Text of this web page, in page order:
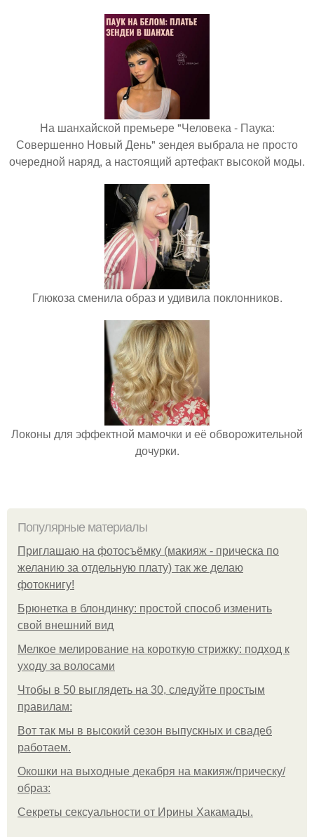
На шанхайской премьере "Человека - Паука:
Совершенно Новый День" зендея выбрала не просто
очередной наряд, а настоящий артефакт высокой моды.
Глюкоза сменила образ и удивила поклонников.
Локоны для эффектной мамочки и её обворожительной
дочурки.
Популярные материалы
Приглашаю на фотосъёмку (макияж - прическа по
желанию за отдельную плату) так же делаю
фотокнигу!
Брюнетка в блондинку: простой способ изменить
свой внешний вид
Мелкое мелирование на короткую стрижку: подход к
уходу за волосами
Чтобы в 50 выглядеть на 30, следуйте простым
правилам:
Вот так мы в высокий сезон выпускных и свадеб
работаем.
Окошки на выходные декабря на макияж/прическу/
образ:
Секреты сексуальности от Ирины Хакамады.